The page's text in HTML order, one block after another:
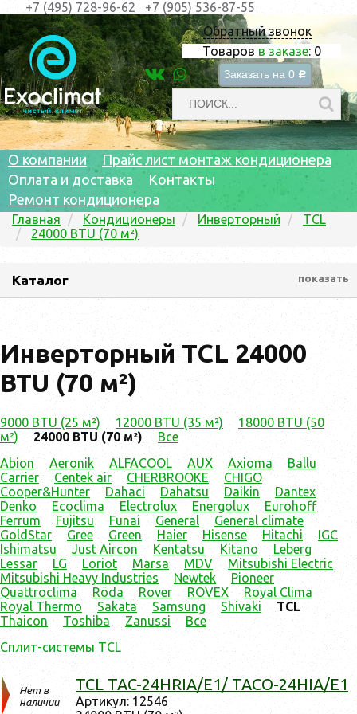
Обратный звонок
Товаров в заказе: 0
Заказать на 0 c
+7 (495) 728-96-62 +7 (905) 536-87-55
О компании
Прайс лист монтаж кондиционера
Оплата и доставка
Контакты
Ремонт кондиционера
Главная Кондиционеры Инверторный
TCL
24000 BTU (70 м²)
Каталог показать
Инверторный TCL 24000
BTU (70 м²)
9000 BTU (25 м²) 12000 BTU (35 м²)
18000 BTU (50
м²)
24000 BTU (70 м²)
Все
Abion
Aeronik ALFACOOL AUX Axioma
Ballu
Carrier
Centek air CHERBROOKE
CHIGO
Cooper&Hunter
Dahaci Dahatsu Daikin
Dantex
Denko
Ecoclima Electrolux Energolux
Eurohoff
Ferrum
Fujitsu Funai General
General climate
GoldStar
Gree Green Haier Hisense Hitachi
IGC
Ishimatsu
Just Aircon Kentatsu Kitano
Leberg
Lessar
LG Loriot Marsa MDV
Mitsubishi Electric
Mitsubishi Heavy Industries
Newtek
Pioneer
Quattroclima
Röda Rover ROVEX
Royal Clima
Royal Thermo
Sakata Samsung Shivaki
TCL
Thaicon
Toshiba Zanussi
Все
Сплит-системы TCL
Нет в
наличии
TCL TAC-24HRIA/E1/ TACO-24HIA/E1
Ар­ти­кул: 12546